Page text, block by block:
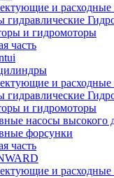
и расходные
гидравлические
и гидромоторы
часть
и расходные
гидравлические
и гидромоторы
насосы
форсунки
часть
и расходные